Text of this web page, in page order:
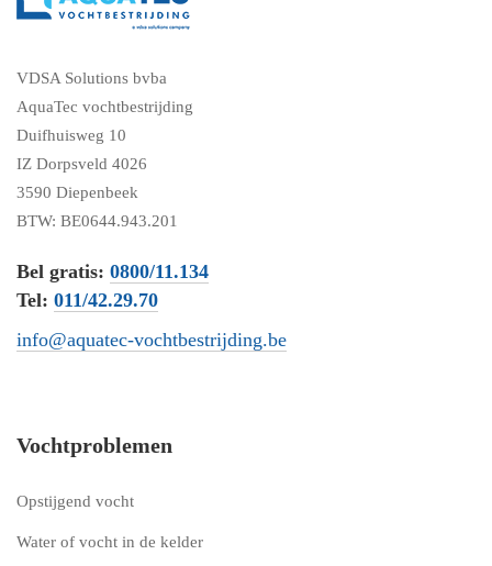
VDSA Solutions bvba
AquaTec vochtbestrijding
Duifhuisweg 10
IZ Dorpsveld 4026
3590 Diepenbeek
BTW: BE0644.943.201
Bel gratis: 0800/11.134
Tel: 011/42.29.70
info@aquatec-vochtbestrijding.be
Vochtproblemen
Opstijgend vocht
Water of vocht in de kelder